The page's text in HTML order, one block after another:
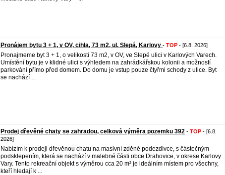
Pronájem bytu 3 + 1, v OV, cihla, 73 m2, ul. Slepá, Karlovy - TOP - [6.8. 2026]
Pronajmeme byt 3 + 1, o velikosti 73 m2, v OV, ve Slepé ulici v Karlových Varech.
Umístění bytu je v klidné ulici s výhledem na zahrádkářskou kolonii a možností
parkování přímo před domem. Do domu je vstup pouze čtyřmi schody z ulice. Byt
se nachází ...
Prodej dřevěné chaty se zahradou, celková výměra pozemku 392 - TOP - [6.8.
2026]
Nabízím k prodeji dřevěnou chatu na masivní zděné podezdívce, s částečným
podsklepením, která se nachází v malebné části obce Drahovice, v okrese Karlovy
Vary. Tento rekreační objekt s výměrou cca 20 m² je ideálním místem pro všechny,
kteří hledají k ...